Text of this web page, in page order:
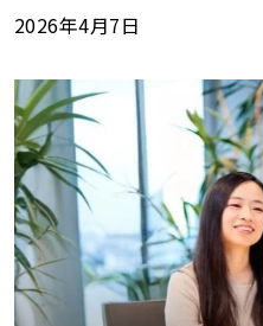
2026年4月7日